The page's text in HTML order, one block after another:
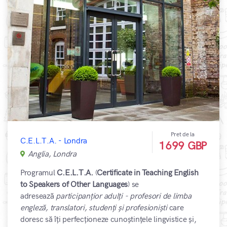
C.E.L.T.A. - Londra
Anglia, Londra
Pret de la
1699 GBP
ProgramulC.E.L.T.A. (Certificate in Teaching English
to Speakers of Other Languages) se
adresează participanțior adulți - profesori de limba
engleză, translatori, studenți și profesionișticare
doresc să îți perfecționeze cunoștințele lingvistice și,